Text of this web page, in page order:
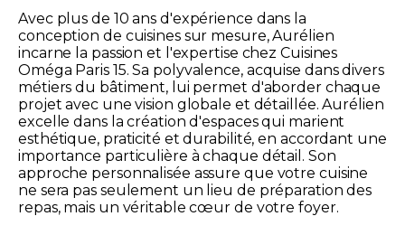
Avec plus de 10 ans d'expérience dans la
conception de cuisines sur mesure, Aurélien
incarne la passion et l'expertise chez Cuisines
Oméga Paris 15. Sa polyvalence, acquise dans divers
métiers du bâtiment, lui permet d'aborder chaque
projet avec une vision globale et détaillée. Aurélien
excelle dans la création d'espaces qui marient
esthétique, praticité et durabilité, en accordant une
importance particulière à chaque détail. Son
approche personnalisée assure que votre cuisine
ne sera pas seulement un lieu de préparation des
repas, mais un véritable cœur de votre foyer.